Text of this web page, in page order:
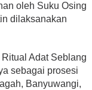
oleh Suku Osing
dilaksanakan
Adat Seblang
sebagai prosesi
Banyuwangi,